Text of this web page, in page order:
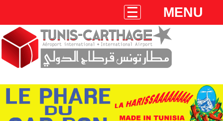
MENU